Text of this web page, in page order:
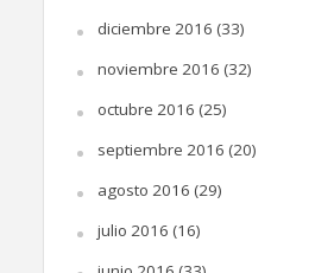
diciembre 2016 (33)
noviembre 2016 (32)
octubre 2016 (25)
septiembre 2016 (20)
agosto 2016 (29)
julio 2016 (16)